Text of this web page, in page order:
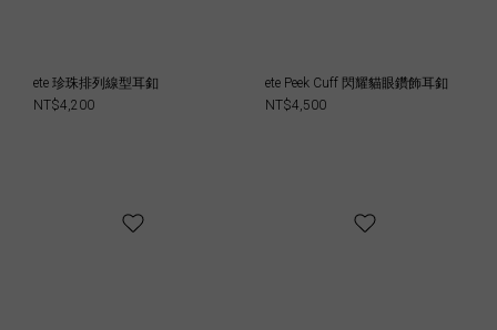
ete 珍珠排列線型耳釦
NT$4,200
ete Peek Cuff 閃耀貓眼鑽飾耳釦
NT$4,500